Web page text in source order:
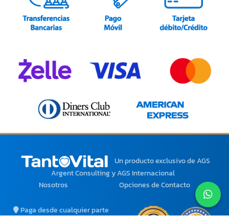
Un producto exclusivode AGS
Argent Consulting y AGS Internacional
Nosotros
Opciones de Contacto
Paga desde cualquier parte